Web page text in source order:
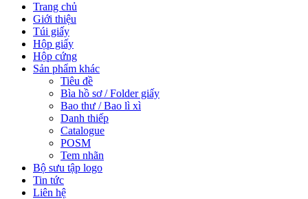
Trang chủ
Giới thiệu
Túi giấy
Hộp giấy
Hộp cứng
Sản phẩm khác
Tiêu đề
Bìa hồ sơ / Folder giấy
Bao thư / Bao lì xì
Danh thiếp
Catalogue
POSM
Tem nhãn
Bộ sưu tập logo
Tin tức
Liên hệ